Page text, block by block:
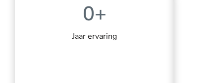
0+
Jaar ervaring